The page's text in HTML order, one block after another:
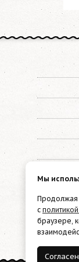
Мы
Продолжая
с
браузере,